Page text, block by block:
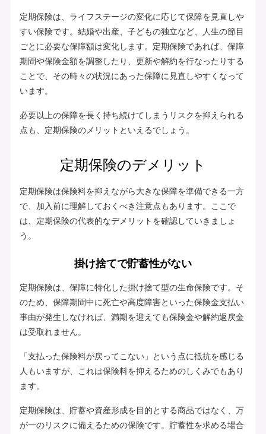
定期保険は、ライフステージの変化に応じて保障を見直しや
すい保険です。結婚や出産、子どもの独立など、人生の節目
ごとに必要な保障額は変化します。定期保険であれば、保障
期間や保険金額を調整したり、更新や解約を行なったりする
ことで、その時々の状況にあった保障に見直しやすくなって
います。
必要以上の保障を長く持ち続けてしまうリスクを抑えられる
点も、定期保険のメリットといえるでしょう。
定期保険のデメリット
定期保険は保険料を抑えながら大きな保障を準備できる一方
で、加入前に理解しておくべき注意点もあります。ここで
は、定期保険の代表的なデメリットを確認していきましょ
う。
掛け捨てで貯蓄性がない
定期保険は、保障に特化した掛け捨て型の生命保険です。そ
のため、保障期間中に死亡や高度障害といった保険金支払い
事由が発生しなければ、満期を迎えても保険金や解約返戻金
は受取れません。
「支払った保険料が戻ってこない」という点に抵抗を感じる
人もいますが、これは保険料を抑えるためのしくみでもあり
ます。
定期保険は、貯蓄や資産形成を目的とする商品ではなく、万
が一のリスクに備えるための保険です。貯蓄性を求める場合